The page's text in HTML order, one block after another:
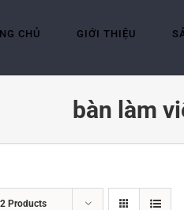
CHỦ GIỚI THIỆU
bàn làm
Products